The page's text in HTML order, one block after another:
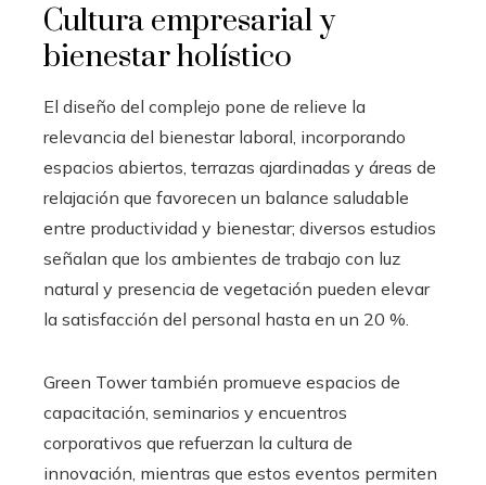
Cultura empresarial y
bienestar holístico
El diseño del complejo pone de relieve la
relevancia del bienestar laboral, incorporando
espacios abiertos, terrazas ajardinadas y áreas de
relajación que favorecen un balance saludable
entre productividad y bienestar; diversos estudios
señalan que los ambientes de trabajo con luz
natural y presencia de vegetación pueden elevar
la satisfacción del personal hasta en un 20 %.
Green Tower también promueve espacios de
capacitación, seminarios y encuentros
corporativos que refuerzan la cultura de
innovación, mientras que estos eventos permiten